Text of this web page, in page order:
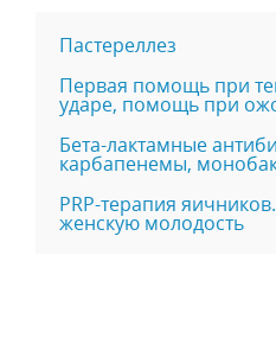
Пастереллез
Первая помощь при
ударе, помощь при
Бета-лактамные
карбапенемы,
PRP-терапия
женскую молодость